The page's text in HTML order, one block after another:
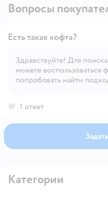
Вопросы
Есть такая кофта?
Здравствуйте! Для
можете воспользоваться
попробовать найти
1 ответ
Категории